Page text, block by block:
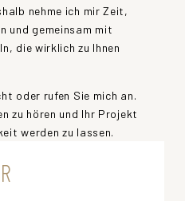
nehme ich mir Zeit,
und gemeinsam mit
die wirklich zu Ihnen
oder rufen Sie mich an.
zu hören und Ihr Projekt
werden zu lassen.